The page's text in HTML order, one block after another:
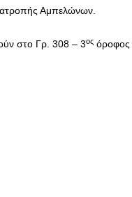
Αμπελώνων.
στο Γρ. 308 – 3ος